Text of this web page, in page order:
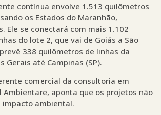
contínua envolve 1.513 quilômetros
os Estados do Maranhão,
Ele se conectará com mais 1.102
do lote 2, que vai de Goiás a São
338 quilômetros de linhas da
Gerais até Campinas (SP).
comercial da consultoria em
Ambientare, aponta que os projetos não
ambiental.